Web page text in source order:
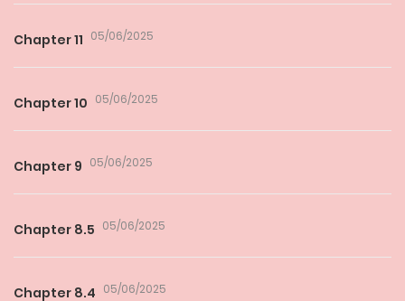
Chapter 11 05/06/2025
Chapter 10 05/06/2025
Chapter 9 05/06/2025
Chapter 8.5 05/06/2025
Chapter 8.4 05/06/2025